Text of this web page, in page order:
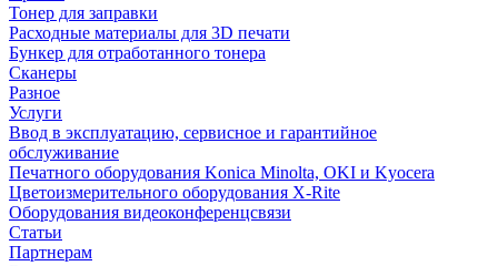
Тонер для заправки
Расходные материалы для 3D печати
Бункер для отработанного тонера
Сканеры
Разное
Услуги
Ввод в эксплуатацию, сервисное и гарантийное
обслуживание
Печатного оборудования Konica Minolta, OKI и Kyocera
Цветоизмерительного оборудования X-Rite
Оборудования видеоконференцсвязи
Статьи
Партнерам